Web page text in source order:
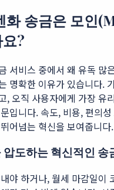
화 송금은 모인
?
서비스 중에서 왜 유독 많
명확한 이유가 있습니다.
, 오직 사용자에게 가장 유
입니다. 속도, 비용, 편의
어넘는 혁신을 보여줍니다.
도하는 혁신적인 송
야 하거나, 월세 마감일이